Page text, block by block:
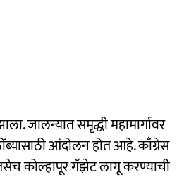
जालन्यात समृद्धी महामार्गावर
आंदोलन होत आहे. काँग्रेस
कोल्हापूर गॅझेट लागू करण्याची